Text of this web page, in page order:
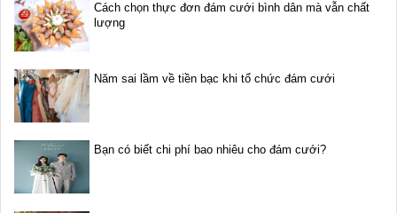
Cách chọn thực đơn đám cưới bình dân mà vẫn chất
lượng
Năm sai lầm về tiền bạc khi tổ chức đám cưới
Bạn có biết chi phí bao nhiêu cho đám cưới?